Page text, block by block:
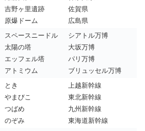
吉野ヶ里遺跡
原爆ドーム
佐賀県
広島県
スペースニードル
太陽の塔
エッフェル塔
アトミウム
シアトル万博
大坂万博
パリ万博
ブリュッセル万博
とき
やまびこ
つばめ
のぞみ
上越新幹線
東北新幹線
九州新幹線
東海道新幹線